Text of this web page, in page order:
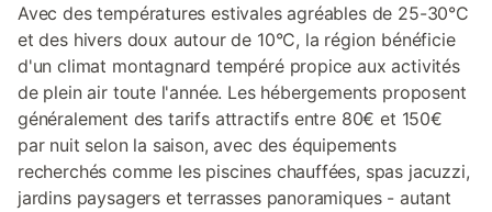
Avec des températures estivales agréables de 25-30°C
et des hivers doux autour de 10°C, la région bénéficie
d'un climat montagnard tempéré propice aux activités
de plein air toute l'année. Les hébergements proposent
généralement des tarifs attractifs entre 80€ et 150€
par nuit selon la saison, avec des équipements
recherchés comme les piscines chauffées, spas jacuzzi,
jardins paysagers et terrasses panoramiques - autant